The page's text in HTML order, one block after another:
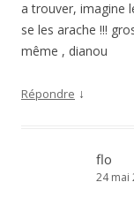
a trouver, imagine
se les arache !!!
même , dianou
Répondre ↓
flo
24 mai